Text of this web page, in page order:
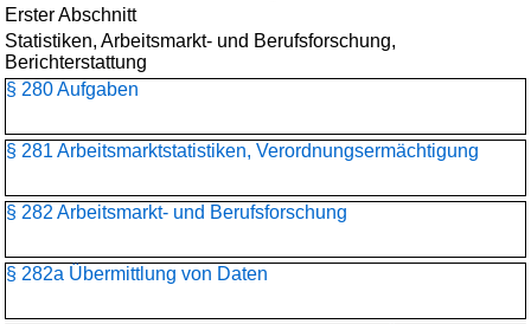
Erster Abschnitt
Statistiken, Arbeitsmarkt- und Berufsforschung,
Berichterstattung
§ 280 Aufgaben
§ 281 Arbeitsmarktstatistiken, Verordnungsermächtigung
§ 282 Arbeitsmarkt- und Berufsforschung
§ 282a Übermittlung von Daten